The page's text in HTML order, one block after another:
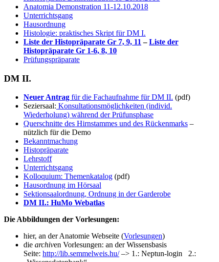
Anatomia Demonstration 11-12.10.2018
Unterrichtsgang
Hausordnung
Histologie: praktisches Skript für DM I.
Liste der Histopräparate Gr 7, 9, 11 –Liste der
Histopräparate Gr 1-6, 8, 10
Prüfungspräparate
DM II.
Neuer Antrag für die Fachaufnahme für DM II. (pdf)
Seziersaal: Konsultationsmöglichkeiten (individ.
Wiederholung) während der Prüfunsphase
Querschnitte des Hirnstammes und des Rückenmarks –
nützlich für die Demo
Bekanntmachung
Histopräparate
Lehrstoff
Unterrichtsgang
Kolloquium: Themenkatalog (pdf)
Hausordnung im Hörsaal
Sektionsaalordnung, Ordnung in der Garderobe
DM II.: HuMo Webatlas
Die Abbildungen der Vorlesungen:
hier, an der Anatomie Webseite (Vorlesungen)
die archiven Vorlesungen: an der Wissensbasis
Seite: http://lib.semmelweis.hu/–> 1.: Neptun-login 2.: